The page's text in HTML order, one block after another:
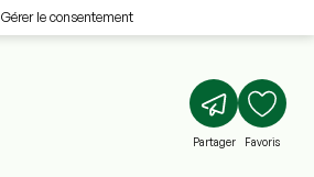
Gérer le consentement
Partager Favoris